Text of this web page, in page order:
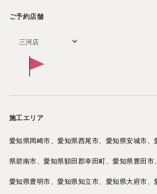
ご予約店舗
施工エリア
愛知県岡崎市、愛知県西尾市、愛知県安城市、
県碧南市、愛知県額田郡幸田町、愛知県豊田市
愛知県豊明市、愛知県知立市、愛知県大府市、